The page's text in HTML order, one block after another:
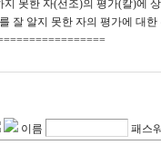
지 못한 자(선조)의 평가(칼)에
잘 알지 못한 자의 평가에 대
이름 패스